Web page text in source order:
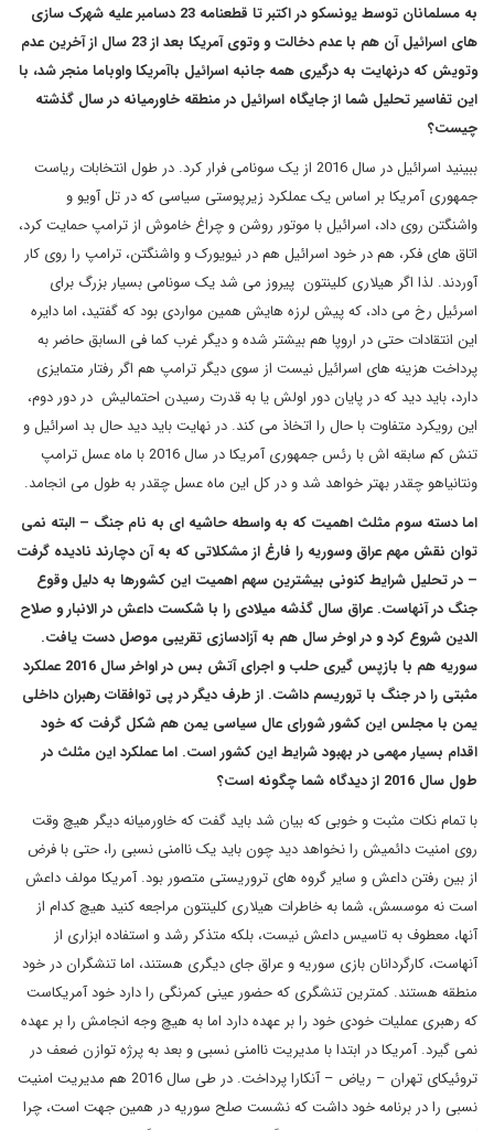
به مسلمانان توسط یونسکو در اکتبر تا قطعنامه 23 دسامبر علیه شهرک سازی
های اسرائیل آن هم با عدم دخالت و وتوی آمریکا بعد از 23 سال از آخرین عدم
وتویش که درنهایت به درگیری همه جانبه اسرائیل باآمریکا واوباما منجر شد، با
این تفاسیر تحلیل شما از جایگاه اسرائیل در منطقه خاورمیانه در سال گذشته
چیست؟
ببینید اسرائیل در سال 2016 از یک سونامی فرار کرد. در طول انتخابات ریاست
جمهوری آمریکا بر اساس یک عملکرد زیرپوستی سیاسی که در تل آویو و
واشنگتن روی داد، اسرائیل با موتور روشن و چراغ خاموش از ترامپ حمایت کرد،
اتاق های فکر، هم در خود اسرائیل هم در نیویورک و واشنگتن، ترامپ را روی کار
آوردند. لذا اگر هیلاری کلینتون پیروز می شد یک سونامی بسیار بزرگ برای
اسرئیل رخ می داد، که پیش لرزه هایش همین مواردی بود که گفتید، اما دایره
این انتقادات حتی در اروپا هم بیشتر شده و دیگر غرب کما فی السابق حاضر به
پرداخت هزینه های اسرائیل نیست از سوی دیگر ترامپ هم اگر رفتار متمایزی
دارد، باید دید که در پایان دور اولش یا به قدرت رسیدن احتمالیش در دور دوم،
این رویکرد متفاوت با حال را اتخاذ می کند. در نهایت باید دید حال بد اسرائیل و
تنش کم سابقه اش با رئس جمهوری آمریکا در سال 2016 با ماه عسل ترامپ
ونتانیاهو چقدر بهتر خواهد شد و در کل این ماه عسل چقدر به طول می انجامد.
اما دسته سوم مثلث اهمیت که به واسطه حاشیه ای به نام جنگ – البته نمی
توان نقش مهم عراق وسوریه را فارغ از مشکلاتی که به آن دچارند نادیده گرفت
– در تحلیل شرایط کنونی بیشترین سهم اهمیت این کشورها به دلیل وقوع
جنگ در آنهاست. عراق سال گذشه میلادی را با شکست داعش در الانبار و صلاح
الدین شروع کرد و در اوخر سال هم به آزادسازی تقریبی موصل دست یافت.
سوریه هم با بازپس گیری حلب و اجرای آتش بس در اواخر سال 2016 عملکرد
مثبتی را در جنگ با تروریسم داشت. از طرف دیگر در پی توافقات رهبران داخلی
یمن با مجلس این کشور شورای عال سیاسی یمن هم شکل گرفت که خود
اقدام بسیار مهمی در بهبود شرایط این کشور است. اما عملکرد این مثلث در
طول سال 2016 از دیدگاه شما چگونه است؟
با تمام نکات مثبت و خوبی که بیان شد باید گفت که خاورمیانه دیگر هیچ وقت
روی امنیت دائمیش را نخواهد دید چون باید یک ناامنی نسبی را، حتی با فرض
از بین رفتن داعش و سایر گروه های تروریستی متصور بود. آمریکا مولف داعش
است نه موسسش، شما به خاطرات هیلاری کلینتون مراجعه کنید هیچ کدام از
آنها، معطوف به تاسیس داعش نیست، بلکه متذکر رشد و استفاده ابزاری از
آنهاست، کارگردانان بازی سوریه و عراق جای دیگری هستند، اما تنشگران در خود
منطقه هستند. کمترین تنشگری که حضور عینی کمرنگی را دارد خود آمریکاست
که رهبری عملیات خودی خود را بر عهده دارد اما به هیچ وجه انجامش را بر عهده
نمی گیرد. آمریکا در ابتدا با مدیریت ناامنی نسبی و بعد به پرژه توازن ضعف در
تروئیکای تهران – ریاض – آنکارا پرداخت. در طی سال 2016 هم مدیریت امنیت
نسبی را در برنامه خود داشت که نشست صلح سوریه در همین جهت است، چرا